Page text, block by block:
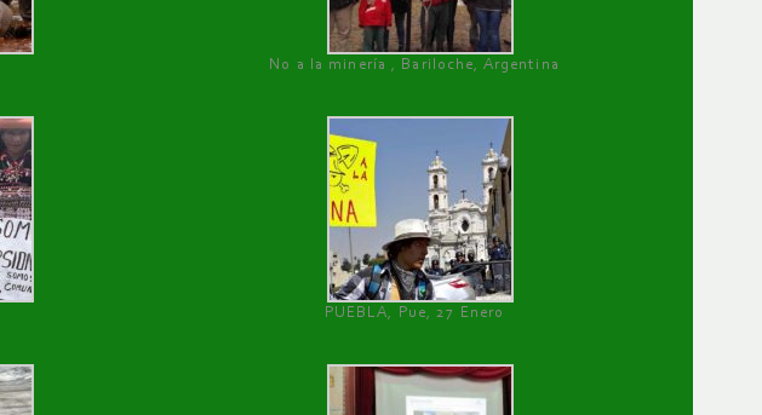
No a la minería , Bariloche, Argentina
PUEBLA, Pue, 27 Enero